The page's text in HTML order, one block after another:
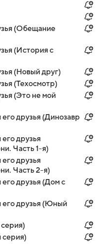
(Обещание
(История с
(Новый друг)
(Техосмотр)
(Это не мой
друзья (Динозавр
друзья
Часть 1-я)
друзья
Часть 2-я)
друзья (Дом с
друзья (Юный
серия)